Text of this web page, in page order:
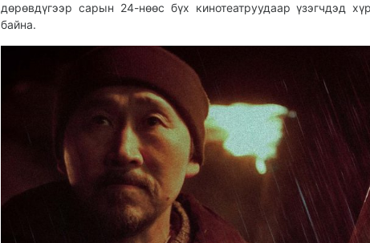
дөрөвдүгээр сарын 24-нөөс бүх кинотеатруудаар үзэгчдэд
байна.